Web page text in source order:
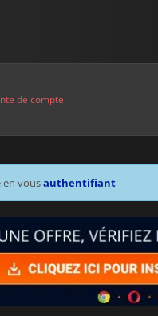
de compte
en vousauthentifiant